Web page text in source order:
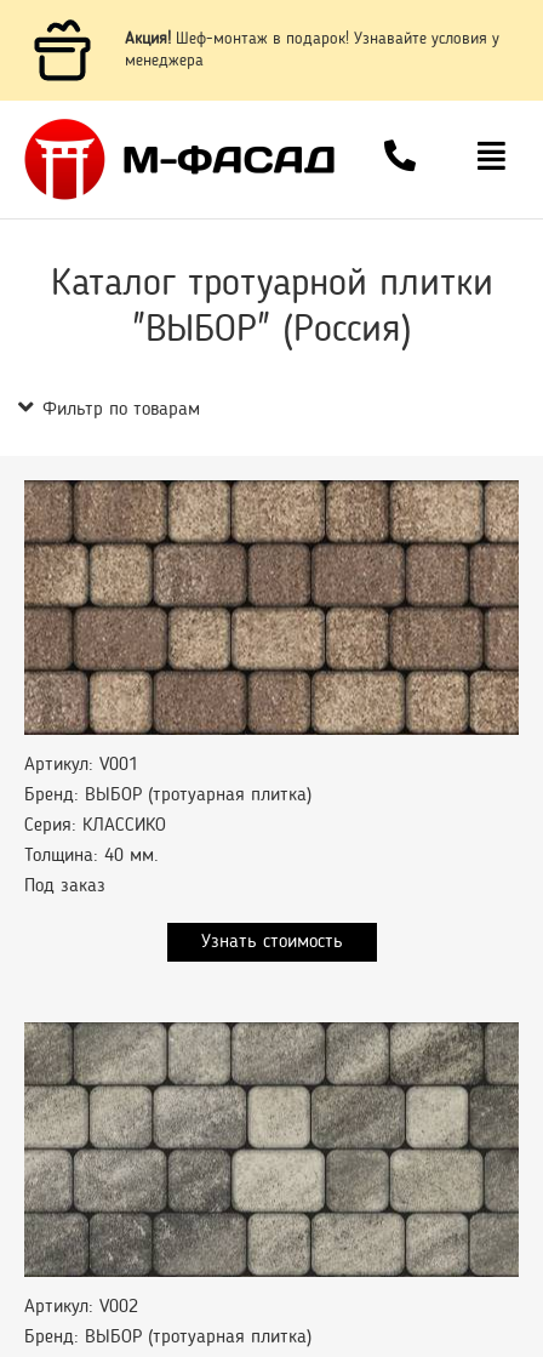
Акция! Шеф-монтаж в подарок! Узнавайте условия у
менеджера
Каталог тротуарной плитки
"ВЫБОР" (Россия)
Фильтр по товарам
Артикул: V001
Бренд: ВЫБОР (тротуарная плитка)
Серия: КЛАССИКО
Толщина: 40 мм.
Под заказ
Узнать стоимость
Артикул: V002
Бренд: ВЫБОР (тротуарная плитка)